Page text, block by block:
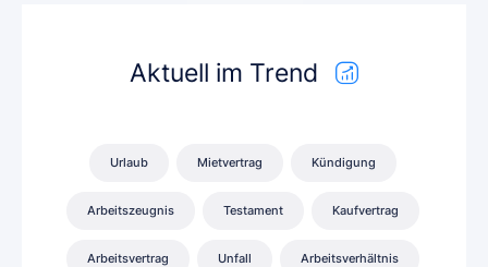
Aktuell im Trend
Urlaub Mietvertrag Kündigung
Arbeitszeugnis Testament Kaufvertrag
Arbeitsvertrag Unfall Arbeitsverhältnis